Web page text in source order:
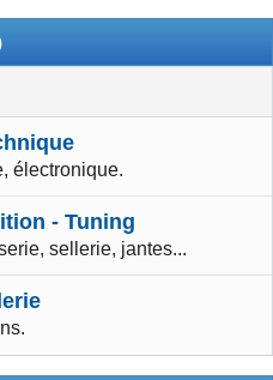
électronique.
- Tuning
sellerie, jantes...